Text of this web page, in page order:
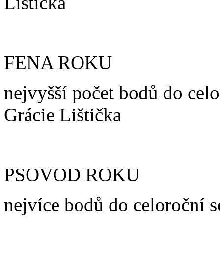
FENA ROKU
nejvyšší počet bodů do
Grácie Lištička
PSOVOD ROKU
nejvíce bodů do celoroční